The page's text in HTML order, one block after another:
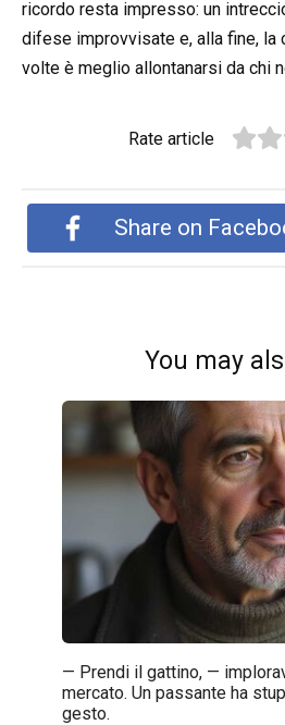
ricordo resta impresso: un
difese improvvisate e, alla fine, la
volte è meglio allontanarsi da chi
Rate article
Share on
You may
— Prendi il gattino, —
mercato. Un passante ha
gesto.